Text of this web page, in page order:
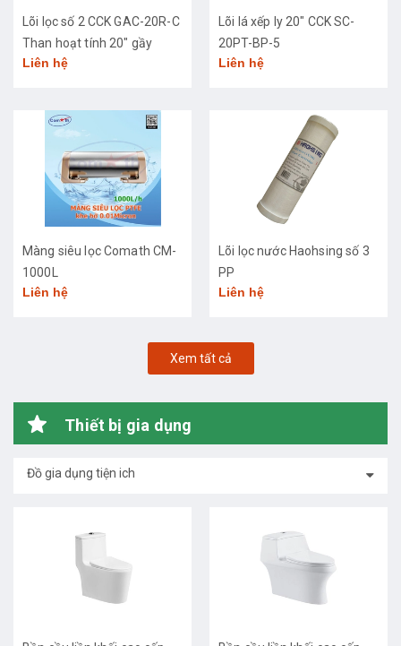
Lõi lọc số 2 CCK GAC-20R-C
Than hoạt tính 20" gầy
Liên hệ
Lõi lá xếp ly 20" CCK SC-
20PT-BP-5
Liên hệ
Màng siêu lọc Comath CM-
1000L
Liên hệ
Lõi lọc nước Haohsing số 3
PP
Liên hệ
Xem tất cả
Thiết bị gia dụng
Đồ gia dụng tiện ich